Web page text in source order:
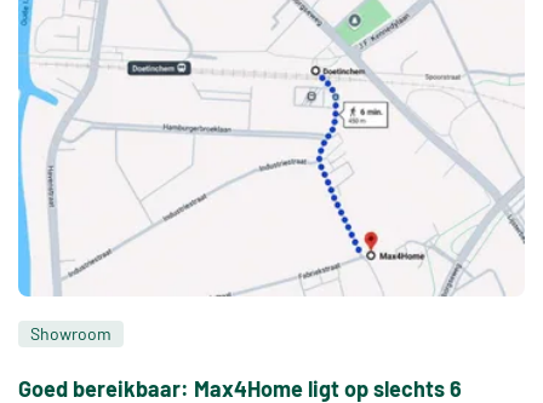
Showroom
Goed bereikbaar: Max4Home ligt op slechts 6